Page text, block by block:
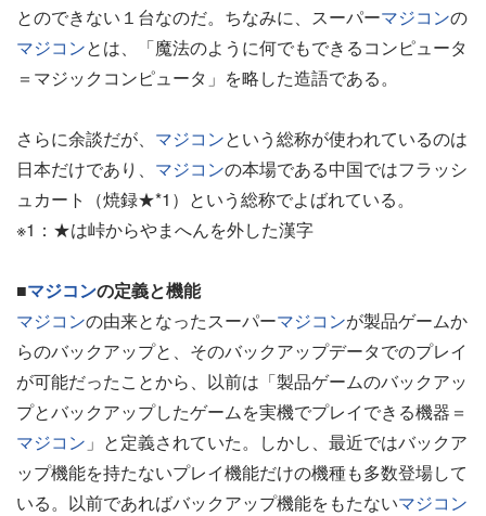
とのできない１台なのだ。ちなみに、スーパーマジコンの
マジコンとは、「魔法のように何でもできるコンピュータ
＝マジックコンピュータ」を略した造語である。
さらに余談だが、 マジコンという総称が使われているのは
日本だけであり、 マジコンの本場である中国ではフラッシ
ュカート（焼録★*1）という総称でよばれている。
※1：★は峠からやまへんを外した漢字
■マジコンの定義と機能
マジコンの由来となったスーパーマジコンが製品ゲームか
らのバックアップと、そのバックアップデータでのプレイ
が可能だったことから、以前は「製品ゲームのバックアッ
プとバックアップしたゲームを実機でプレイできる機器＝
マジコン 」と定義されていた。しかし、最近ではバックア
ップ機能を持たないプレイ機能だけの機種も多数登場して
いる。以前であればバックアップ機能をもたないマジコン